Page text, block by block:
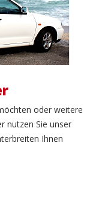
oder weitere
nutzen Sie unser
Ihnen